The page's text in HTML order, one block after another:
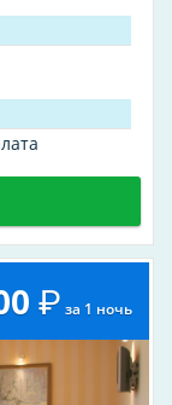
за 1 ночь